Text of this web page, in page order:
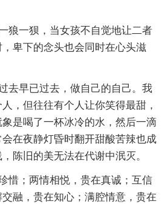
狼一狈，当女孩不自觉地让二者
卑下的念头也会同时在心头滋
去早已过去，做自己的自己。我
，但往往有个人让你笑得最甜，
是喝了一杯冰冷的水，然后一滴
在夜静灯昏时翻开甜酸苦辣也成
陈旧的美无法在代谢中泯灭。
惜；两情相悦，贵在真诚；互信
融，贵在知心；满腔情意，贵在